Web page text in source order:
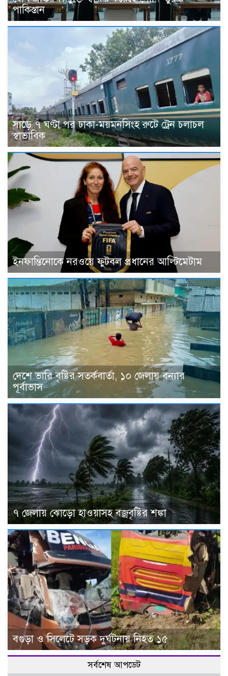
পাকিস্তান
সাড়ে ৭ ঘণ্টা পর ঢাকা-ময়মনসিংহ রুটে ট্রেন চলাচল
স্বাভাবিক
ইনফান্তিনোকে নরওয়ে ফুটবল প্রধানের আল্টিমেটাম
দেশে ভারি বৃষ্টির সতর্কবার্তা, ১০ জেলায় বন্যার
পূর্বাভাস
৭ জেলায় ঝোড়ো হাওয়াসহ বজ্রবৃষ্টির শঙ্কা
বগুড়া ও সিলেটে সড়ক দুর্ঘটনায় নিহত ১৫
সর্বশেষ আপডেট